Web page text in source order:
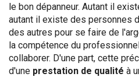
le bon dépanneur. Autant il
autant il existe des personnes
des autres pour se faire de
la compétence du
collaborer. D'une part, cette
d'une prestation de qualité à